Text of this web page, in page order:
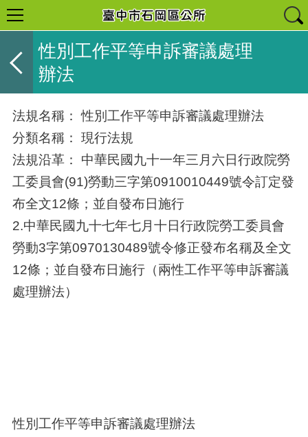
性別工作平等申訴審議處理
辦法
法規名稱： 性別工作平等申訴審議處理辦法
分類名稱： 現行法規
法規沿革： 中華民國九十一年三月六日行政院勞
工委員會(91)勞動三字第0910010449號令訂定發
布全文12條；並自發布日施行
2.中華民國九十七年七月十日行政院勞工委員會
勞動3字第0970130489號令修正發布名稱及全文
12條；並自發布日施行（兩性工作平等申訴審議
處理辦法）
性別工作平等申訴審議處理辦法